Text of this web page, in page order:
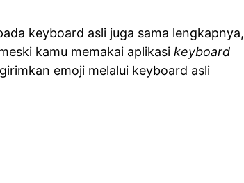
keyboard asli juga sama lengkapnya,
kamu memakai aplikasi keyboard
emoji melalui keyboard asli